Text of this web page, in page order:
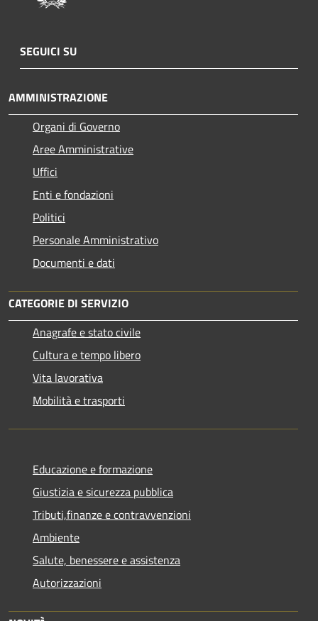
SEGUICI SU
AMMINISTRAZIONE
Organi di Governo
Aree Amministrative
Uffici
Enti e fondazioni
Politici
Personale Amministrativo
Documenti e dati
CATEGORIE DI SERVIZIO
Anagrafe e stato civile
Cultura e tempo libero
Vita lavorativa
Mobilità e trasporti
Educazione e formazione
Giustizia e sicurezza pubblica
Tributi,finanze e contravvenzioni
Ambiente
Salute, benessere e assistenza
Autorizzazioni